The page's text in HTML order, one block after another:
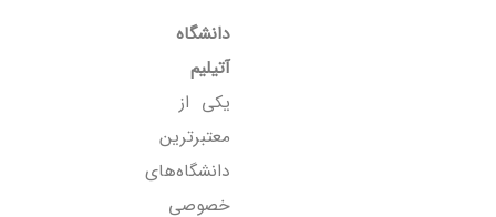
دانشگاه
آتیلیم
یکی از
معتبرترین
دانشگاه‌های
خصوصی